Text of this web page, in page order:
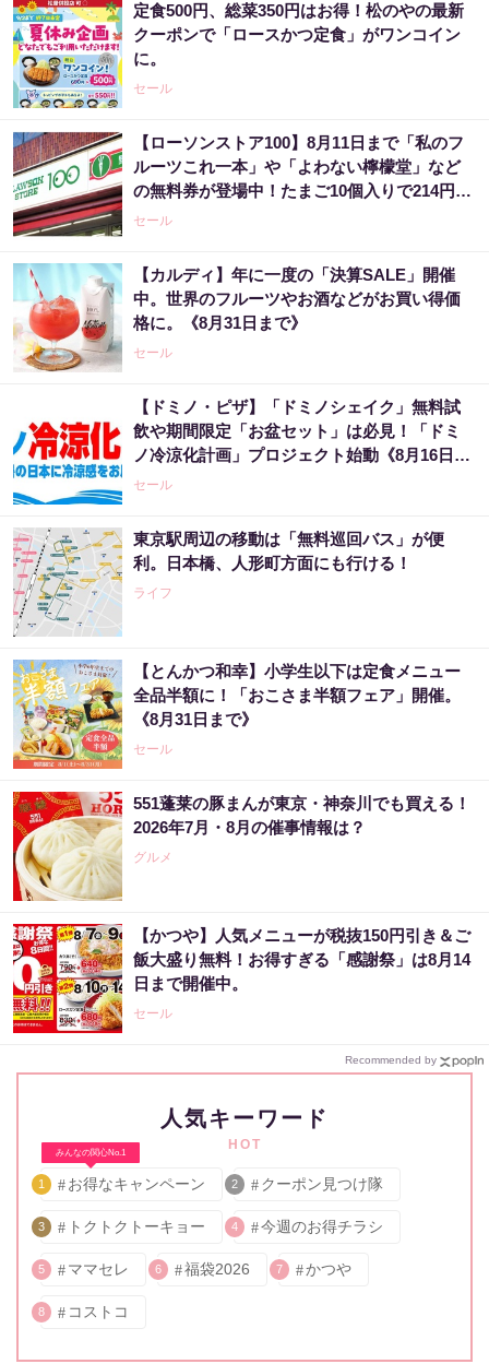
定食500円、総菜350円はお得！松のやの最新
クーポンで「ロースかつ定食」がワンコイン
に。
セール
【ローソンストア100】8月11日まで「私のフ
ルーツこれ一本」や「よわない檸檬堂」など
の無料券が登場中！たまご10個入りで214円な
どのお得企画も見逃せない。
セール
【カルディ】年に一度の「決算SALE」開催
中。世界のフルーツやお酒などがお買い得価
格に。《8月31日まで》
セール
【ドミノ・ピザ】「ドミノシェイク」無料試
飲や期間限定「お盆セット」は必見！「ドミ
ノ冷涼化計画」プロジェクト始動《8月16日ま
で》
セール
東京駅周辺の移動は「無料巡回バス」が便
利。日本橋、人形町方面にも行ける！
ライフ
【とんかつ和幸】小学生以下は定食メニュー
全品半額に！「おこさま半額フェア」開催。
《8月31日まで》
セール
551蓬莱の豚まんが東京・神奈川でも買える！
2026年7月・8月の催事情報は？
グルメ
【かつや】人気メニューが税抜150円引き＆ご
飯大盛り無料！お得すぎる「感謝祭」は8月14
日まで開催中。
セール
Recommended by
人気キーワード
HOT
みんなの関心No.1
1 お得なキャンペーン 2 クーポン見つけ隊
3 トクトクトーキョー 4 今週のお得チラシ
5 ママセレ 6 福袋2026 7 かつや
8 コストコ